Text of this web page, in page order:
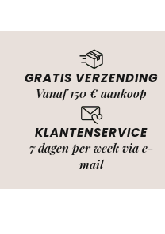
GRATIS VERZENDING
Vanaf 150 € aankoop
KLANTENSERVICE
7 dagen per week via e-
mail